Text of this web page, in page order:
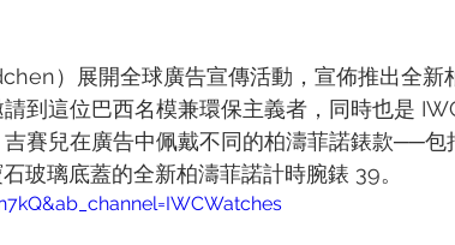
）展開全球廣告宣傳活動，宣佈推出全新
到這位巴西名模兼環保主義者，同時也是
賽兒在廣告中佩戴不同的柏濤菲諾錶款──包
玻璃底蓋的全新柏濤菲諾計時腕錶 39。